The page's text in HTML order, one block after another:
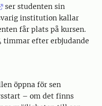
ser studenten sin
institution kallar
får plats på kursen.
timmar efter erbjudande
öppna för sen
– om det finns